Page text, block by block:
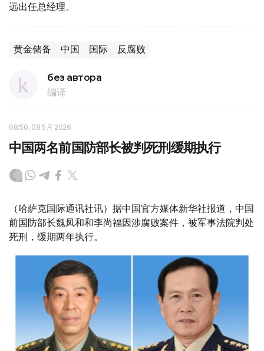
远出任总经理。
黄金储备 中国 国际 反腐败
без автора
编译
08:50, 08 5月 2026
中国两名前国防部长被判死刑缓期执行
（哈萨克国际通讯社讯）据中国官方媒体新华社报道，中国
前国防部长魏凤和和李尚福因涉腐败案件，被军事法院判处
死刑，缓期两年执行。